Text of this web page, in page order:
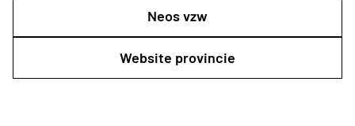
Neos vzw
Website provincie